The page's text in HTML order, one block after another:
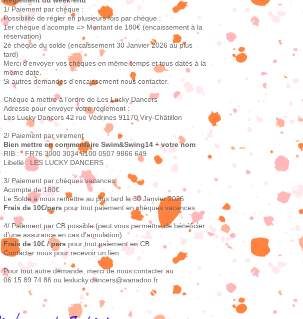
1/ Paiement par chèque :
Possibilité de régler en plusieurs fois par chèque :
1er chèque d’acompte => Montant de 180€ (encaissement à la
réservation)
2è chèque du solde (encaissement 30 Janvier 2026 au plus
tard)
Merci d'envoyer vos chèques en même temps et tous datés à la
même date.
Si autres demandes d'encaissement nous contacter.
Chèque à mettre à l'ordre de Les Lucky Dancers
Adresse pour envoyer votre règlement :
Les Lucky Dancers 42 rue Védrines 91170 Viry-Châtillon
2/ Paiement par virement
Bien mettre en commentaire Swim&Swing14 + votre nom
RIB : FR76 3000 3034 6100 0507 9866 649
Libellé : LES LUCKY DANCERS
3/ Paiement par chèques vacances
Acompte de 180€
Le Solde à nous remettre au plus tard le 30 Janvier 2026
Frais de 10€/pers pour tout paiement en chèques vacances
4/ Paiement par CB possible (peut vous permettre de bénéficier
d'une assurance en cas d'annulation)
Frais de 10€ / pers pour tout paiement en CB
Contacter nous pour recevoir un lien
Pour tout autre demande, merci de nous contacter au
06 15 89 74 86 ou leslucky.dancers@wanadoo.fr